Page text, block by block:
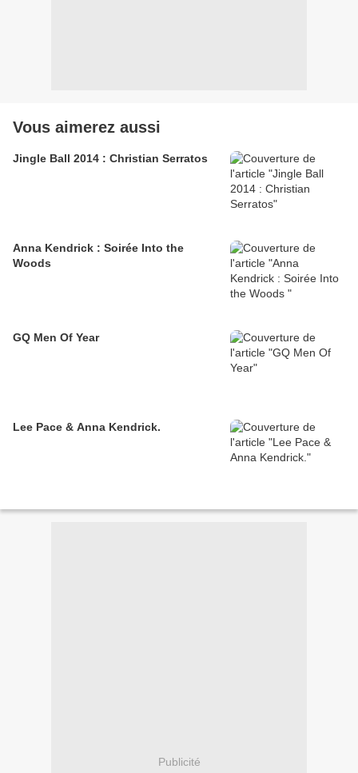
Vous aimerez aussi
Jingle Ball 2014 : Christian Serratos
Anna Kendrick : Soirée Into the
Woods
GQ Men Of Year
Lee Pace & Anna Kendrick.
Publicité